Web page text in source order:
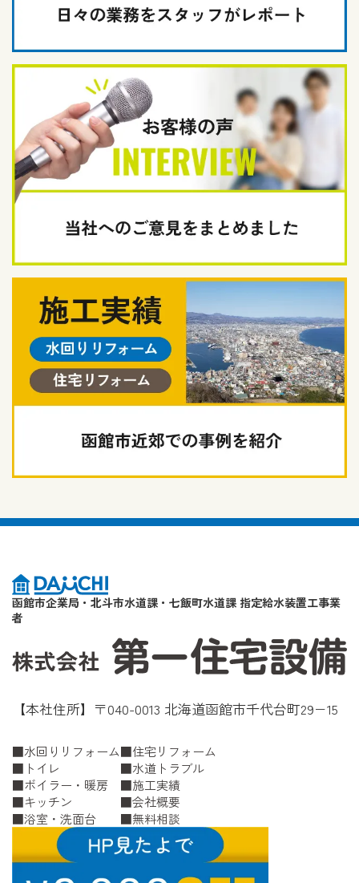
函館市企業局・北斗市水道課・七飯町水道課 指定給水装置工事業
者
【本社住所】〒040-0013 北海道函館市千代台町29−15
水回りリフォーム
トイレ
ボイラー・暖房
キッチン
浴室・洗面台
住宅リフォーム
水道トラブル
施工実績
会社概要
無料相談